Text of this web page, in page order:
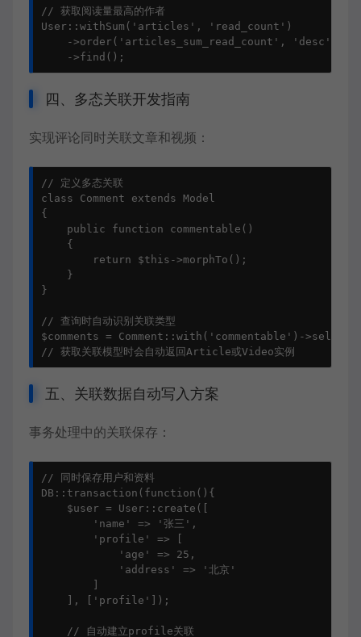
// 获取阅读量最高的作者
User::withSum('articles', 'read_count')
    ->order('articles_sum_read_count', 'desc')
    ->find();
四、多态关联开发指南
实现评论同时关联文章和视频：
// 定义多态关联
class Comment extends Model
{
    public function commentable()
    {
        return $this->morphTo();
    }
}
// 查询时自动识别关联类型
$comments = Comment::with('commentable')-
// 获取关联模型时会自动返回Article或Video实例
五、关联数据自动写入方案
事务处理中的关联保存：
// 同时保存用户和资料
DB::transaction(function(){
    $user = User::create([
        'name' => '张三',
        'profile' => [
            'age' => 25,
            'address' => '北京'
    ], ['profile']);
    // 自动建立profile关联